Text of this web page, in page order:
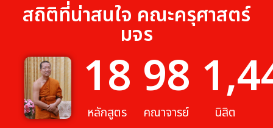
สถิติที่น่าสนใจ คณะครุศาสตร์
มจร
หลักสูตร
18
คณาจารย์
98
นิสิต